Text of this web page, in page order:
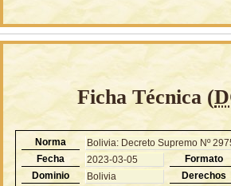
Ficha Técnica (
Norma
Bolivia: Decreto Supremo Nº
Fecha
2023-03-05 Formato
Dominio
Bolivia Derechos